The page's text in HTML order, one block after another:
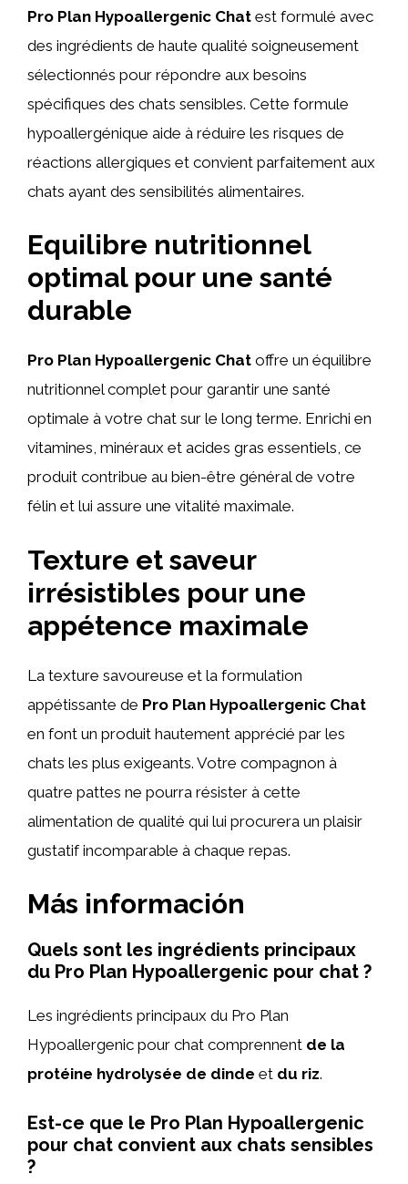
Pro Plan Hypoallergenic Chat est formulé avec
des ingrédients de haute qualité soigneusement
sélectionnés pour répondre aux besoins
spécifiques des chats sensibles. Cette formule
hypoallergénique aide à réduire les risques de
réactions allergiques et convient parfaitement aux
chats ayant des sensibilités alimentaires.
Equilibre nutritionnel
optimal pour une santé
durable
Pro Plan Hypoallergenic Chat offre un équilibre
nutritionnel complet pour garantir une santé
optimale à votre chat sur le long terme. Enrichi en
vitamines, minéraux et acides gras essentiels, ce
produit contribue au bien-être général de votre
félin et lui assure une vitalité maximale.
Texture et saveur
irrésistibles pour une
appétence maximale
La texture savoureuse et la formulation
appétissante de Pro Plan Hypoallergenic Chat
en font un produit hautement apprécié par les
chats les plus exigeants. Votre compagnon à
quatre pattes ne pourra résister à cette
alimentation de qualité qui lui procurera un plaisir
gustatif incomparable à chaque repas.
Más información
Quels sont les ingrédients principaux
du Pro Plan Hypoallergenic pour chat ?
Les ingrédients principaux du Pro Plan
Hypoallergenic pour chat comprennent de la
protéine hydrolysée de dinde et du riz.
Est-ce que le Pro Plan Hypoallergenic
pour chat convient aux chats sensibles
?